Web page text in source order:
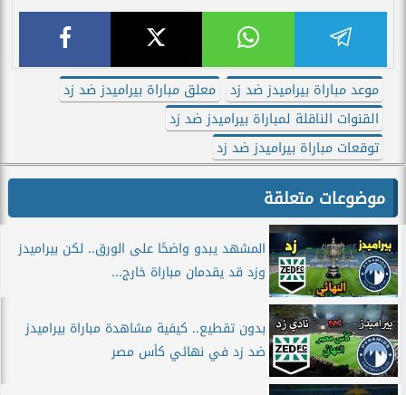
موعد مباراة بيراميدز ضد زد
معلق مباراة بيراميدز ضد زد
القنوات الناقلة لمباراة بيراميدز ضد زد
توقعات مباراة بيراميدز ضد زد
موضوعات متعلقة
المشهد يبدو واضحًا على الورق.. لكن بيراميدز
وزد قد يقدمان مباراة خارج...
بدون تقطيع.. كيفية مشاهدة مباراة بيراميدز
ضد زد في نهائي كأس مصر